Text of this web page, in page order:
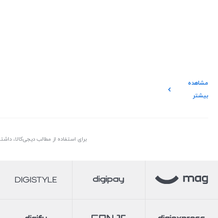
مشاهده
بیشتر
برای استفاده از مطالب دیجی‌کالا،